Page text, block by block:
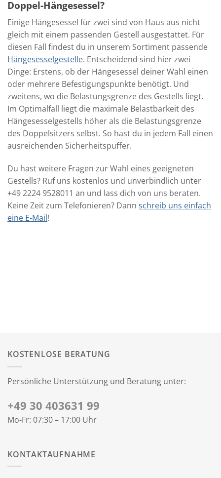
Doppel-Hängesessel?
Einige Hängesessel für zwei sind von Haus aus nicht
gleich mit einem passenden Gestell ausgestattet. Für
diesen Fall findest du in unserem Sortiment passende
Hängesesselgestelle. Entscheidend sind hier zwei
Dinge: Erstens, ob der Hängesessel deiner Wahl einen
oder mehrere Befestigungspunkte benötigt. Und
zweitens, wo die Belastungsgrenze des Gestells liegt.
Im Optimalfall liegt die maximale Belastbarkeit des
Hängesesselgestells höher als die Belastungsgrenze
des Doppelsitzers selbst. So hast du in jedem Fall einen
ausreichenden Sicherheitspuffer.
Du hast weitere Fragen zur Wahl eines geeigneten
Gestells? Ruf uns kostenlos und unverbindlich unter
+49 2224 9528011 an und lass dich von uns beraten.
Keine Zeit zum Telefonieren? Dann schreib uns einfach
eine E-Mail!
KOSTENLOSE BERATUNG
Persönliche Unterstützung und Beratung unter:
+49 30 403631 99
Mo-Fr: 07:30 – 17:00 Uhr
KONTAKTAUFNAHME